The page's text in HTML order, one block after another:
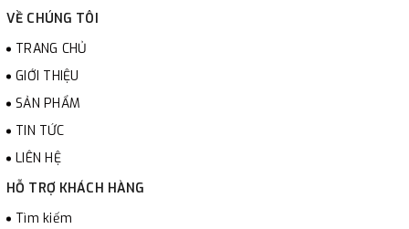
VỀ CHÚNG TÔI
TRANG CHỦ
GIỚI THIỆU
SẢN PHẨM
TIN TỨC
LIÊN HỆ
HỖ TRỢ KHÁCH HÀNG
Tìm kiếm